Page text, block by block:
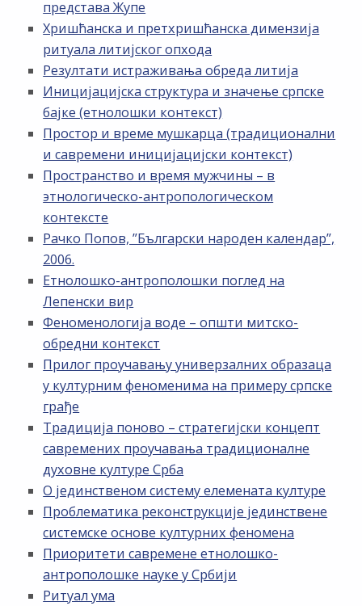
представа Жупе
Хришћанска и претхришћанска димензија
ритуала литијског опхода
Резултати истраживања обреда литија
Иницијацијска структура и значење српске
бајке (етнолошки контекст)
Простор и време мушкарца (традиционални
и савремени иницијацијски контекст)
Пространство и время мужчины – в
этнологическо-антропологическом
контексте
Рачко Попов, ”Български народен календар”,
2006.
Етнолошко-антрополошки поглед на
Лепенски вир
Феноменологија воде – општи митско-
обредни контекст
Прилог проучавању универзалних образаца
у културним феноменима на примеру српске
грађе
Традиција поново – стратегијски концепт
савремених проучавања традиционалне
духовне културе Срба
О јединственом систему елемената културе
Проблематика реконструкције јединствене
системске основе културних феномена
Приоритети савремене етнолошко-
антрополошке науке у Србији
Ритуал ума